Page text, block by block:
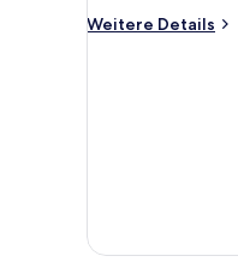
Weitere Details
Weitere